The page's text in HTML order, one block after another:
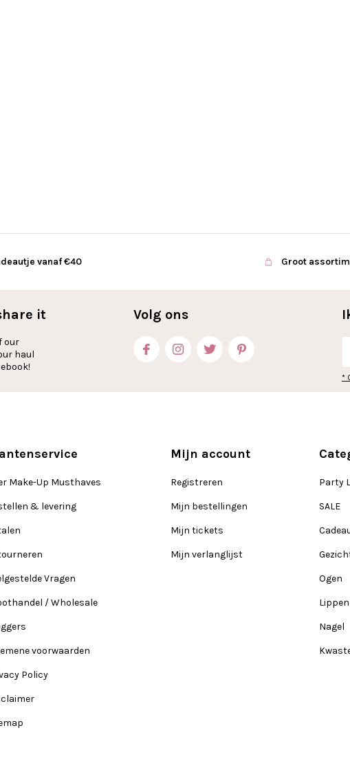
vanaf €40 Groot
it
our
haul
Volg ons
*
Make-Up Musthaves
& levering
Vragen
/ Wholesale
voorwaarden
Policy
Mijn account
Registreren
Mijn bestellingen
Mijn tickets
Mijn verlanglijst
Party
SALE
Ogen
Lippen
Nagel